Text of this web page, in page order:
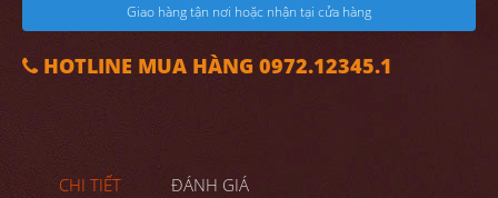
Giao hàng tận nơi hoặc nhận tại cửa hàng
HOTLINE MUA HÀNG 0972.12345.1
CHI TIẾT ĐÁNH GIÁ